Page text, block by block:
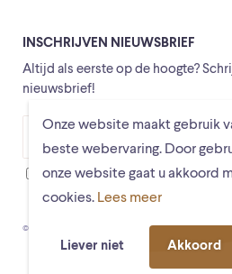
Onze website maakt gebruik
beste webervaring. Door
onze website gaat u akkoord
cookies. Lees meer
Liever niet Akkoord
INSCHRIJVEN NIEUWSBRIEF
Altijd als eerste op de hoogte?
nieuwsbrief!
Ik ga ermee akkoord dat mijn
© Schiermonnikoogfestival 2026